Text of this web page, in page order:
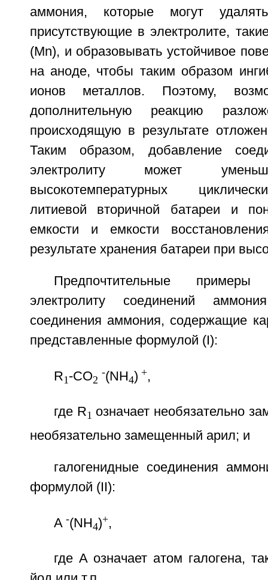
аммония, которые могут
присутствующие в электролите,
(Mn), и образовывать устойчивое
на аноде, чтобы таким образом
ионов металлов. Поэтому,
дополнительную реакцию
происходящую в результате
Таким образом, добавление
электролиту может
высокотемпературных
литиевой вторичной батареи и
емкости и емкости
результате хранения батареи при
Предпочтительные
электролиту соединений
соединения аммония, содержащие
представленные формулой (I):
R1-CO2
-(NH4) +,
где R1 означает необязательно
необязательно замещенный арил; и
галогенидные соединения
формулой (II):
А -(NH4)+,
где А означает атом галогена,